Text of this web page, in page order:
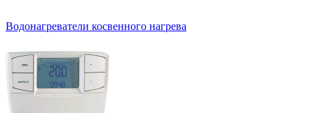
Водонагреватели косвенного нагрева